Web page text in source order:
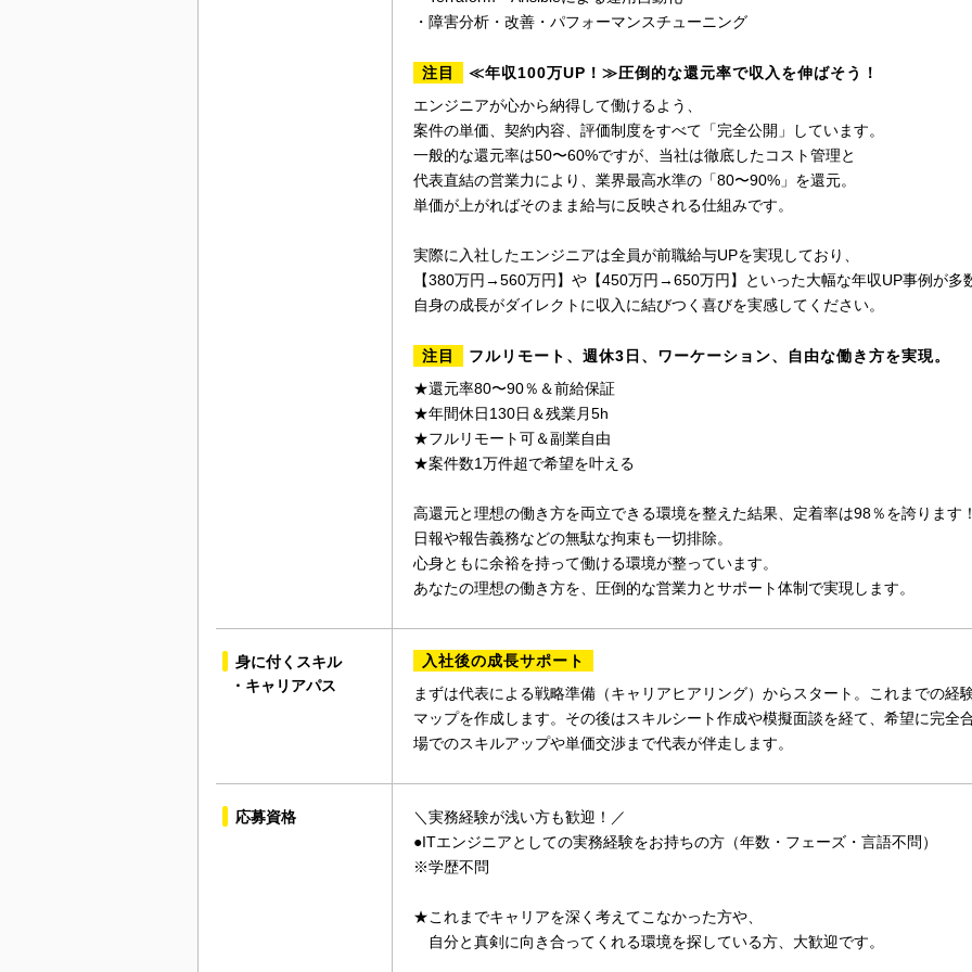
・障害分析・改善・パフォーマンスチューニング
注目
≪年収100万UP！≫圧倒的な還元率で収入を伸ばそう！
エンジニアが心から納得して働けるよう、
案件の単価、契約内容、評価制度をすべて「完全公開」しています。
一般的な還元率は50〜60%ですが、当社は徹底したコスト管理と
代表直結の営業力により、業界最高水準の「80〜90%」を還元。
単価が上がればそのまま給与に反映される仕組みです。
実際に入社したエンジニアは全員が前職給与UPを実現しており、
【380万円→560万円】や【450万円→650万円】といった大幅な年収UP事例が多
自身の成長がダイレクトに収入に結びつく喜びを実感してください。
注目
フルリモート、週休3日、ワーケーション、自由な働き方を実現。
★還元率80〜90％＆前給保証
★年間休日130日＆残業月5h
★フルリモート可＆副業自由
★案件数1万件超で希望を叶える
高還元と理想の働き方を両立できる環境を整えた結果、定着率は98％を誇ります
日報や報告義務などの無駄な拘束も一切排除。
心身ともに余裕を持って働ける環境が整っています。
あなたの理想の働き方を、圧倒的な営業力とサポート体制で実現します。
身に付くスキル
・キャリアパス
入社後の成長サポート
まずは代表による戦略準備（キャリアヒアリング）からスタート。これまでの経
マップを作成します。その後はスキルシート作成や模擬面談を経て、希望に完全
場でのスキルアップや単価交渉まで代表が伴走します。
応募資格
＼実務経験が浅い方も歓迎！／
●ITエンジニアとしての実務経験をお持ちの方（年数・フェーズ・言語不問）
※学歴不問
★これまでキャリアを深く考えてこなかった方や、
自分と真剣に向き合ってくれる環境を探している方、大歓迎です。